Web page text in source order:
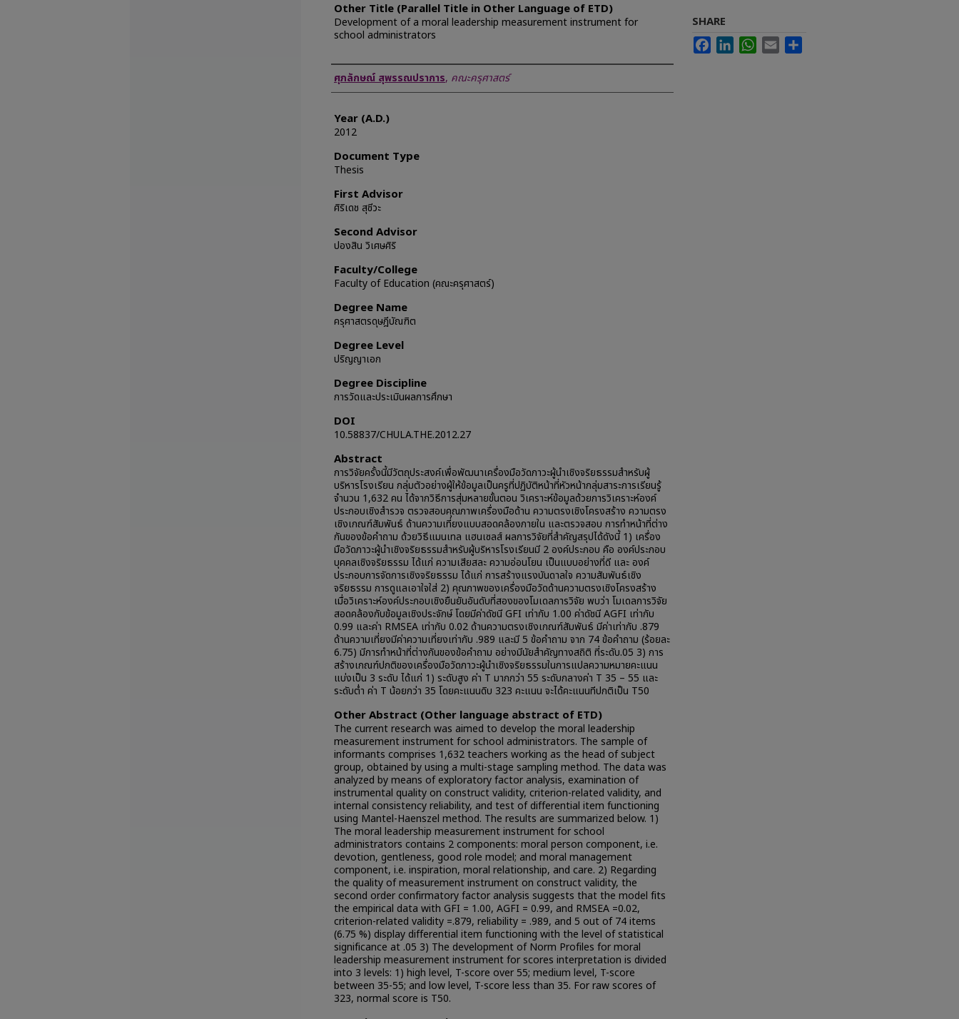
Other Title (Parallel Title in Other Language of ETD)
Development of a moral leadership measurement instrument for
school administrators
Author
ศุภลักษณ์ สุพรรณปราการ, คณะครุศาสตร์
Year (A.D.)
2012
Document Type
Thesis
First Advisor
ศิริเดช สุชีวะ
Second Advisor
ปองสิน วิเศษศิริ
Faculty/College
Faculty of Education (คณะครุศาสตร์)
Degree Name
ครุศาสตรดุษฎีบัณฑิต
Degree Level
ปริญญาเอก
Degree Discipline
การวัดและประเมินผลการศึกษา
DOI
10.58837/CHULA.THE.2012.27
Abstract
การวิจัยครั้งนี้มีวัตถุประสงค์เพื่อพัฒนาเครื่องมือวัดภาวะผู้นำเชิงจริยธรรมสำหรับผู้
บริหารโรงเรียน กลุ่มตัวอย่างผู้ให้ข้อมูลเป็นครูที่ปฏิบัติหน้าที่หัวหน้ากลุ่มสาระการเรียนรู้
จำนวน 1,632 คน ได้จากวิธีการสุ่มหลายขั้นตอน วิเคราะห์ข้อมูลด้วยการวิเคราะห์องค์
ประกอบเชิงสำรวจ ตรวจสอบคุณภาพเครื่องมือด้าน ความตรงเชิงโครงสร้าง ความตรง
เชิงเกณฑ์สัมพันธ์ ด้านความเที่ยงแบบสอดคล้องภายใน และตรวจสอบ การทำหน้าที่ต่าง
กันของข้อคำถาม ด้วยวิธีแมนเทล แฮนเซลส์ ผลการวิจัยที่สำคัญสรุปได้ดังนี้ 1) เครื่อง
มือวัดภาวะผู้นำเชิงจริยธรรมสำหรับผู้บริหารโรงเรียนมี 2 องค์ประกอบ คือ องค์ประกอบ
บุคคลเชิงจริยธรรม ได้แก่ ความเสียสละ ความอ่อนโยน เป็นแบบอย่างที่ดี และ องค์
ประกอบการจัดการเชิงจริยธรรม ได้แก่ การสร้างแรงบันดาลใจ ความสัมพันธ์เชิง
จริยธรรม การดูแลเอาใจใส่ 2) คุณภาพของเครื่องมือวัดด้านความตรงเชิงโครงสร้าง
เมื่อวิเคราะห์องค์ประกอบเชิงยืนยันอันดับที่สองของโมเดลการวิจัย พบว่า โมเดลการวิจัย
สอดคล้องกับข้อมูลเชิงประจักษ์ โดยมีค่าดัชนี GFI เท่ากับ 1.00 ค่าดัชนี AGFI เท่ากับ
0.99 และค่า RMSEA เท่ากับ 0.02 ด้านความตรงเชิงเกณฑ์สัมพันธ์ มีค่าเท่ากับ .879
ด้านความเที่ยงมีค่าความเที่ยงเท่ากับ .989 และมี 5 ข้อคำถาม จาก 74 ข้อคำถาม (ร้อยละ
6.75) มีการทำหน้าที่ต่างกันของข้อคำถาม อย่างมีนัยสำคัญทางสถิติ ที่ระดับ.05 3) การ
สร้างเกณฑ์ปกติของเครื่องมือวัดภาวะผู้นำเชิงจริยธรรมในการแปลความหมายคะแนน
แบ่งเป็น 3 ระดับ ได้แก่ 1) ระดับสูง ค่า T มากกว่า 55 ระดับกลางค่า T 35 – 55 และ
ระดับต่ำ ค่า T น้อยกว่า 35 โดยคะแนนดิบ 323 คะแนน จะได้คะแนนทีปกติเป็น T50
Other Abstract (Other language abstract of ETD)
The current research was aimed to develop the moral leadership
measurement instrument for school administrators. The sample of
informants comprises 1,632 teachers working as the head of subject
group, obtained by using a multi-stage sampling method. The data was
analyzed by means of exploratory factor analysis, examination of
instrumental quality on construct validity, criterion-related validity, and
internal consistency reliability, and test of differential item functioning
using Mantel-Haenszel method. The results are summarized below. 1)
The moral leadership measurement instrument for school
administrators contains 2 components: moral person component, i.e.
devotion, gentleness, good role model; and moral management
component, i.e. inspiration, moral relationship, and care. 2) Regarding
the quality of measurement instrument on construct validity, the
second order confirmatory factor analysis suggests that the model fits
the empirical data with GFI = 1.00, AGFI = 0.99, and RMSEA =0.02,
criterion-related validity =.879, reliability = .989, and 5 out of 74 items
(6.75 %) display differential item functioning with the level of statistical
significance at .05 3) The development of Norm Profiles for moral
leadership measurement instrument for scores interpretation is divided
into 3 levels: 1) high level, T-score over 55; medium level, T-score
between 35-55; and low level, T-score less than 35. For raw scores of
323, normal score is T50.
SHARE
FacebookLinkedInWhatsApp
Email